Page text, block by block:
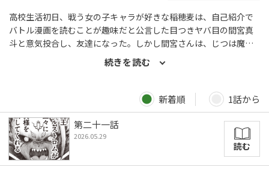
高校生活初日、戦う女の子キャラが好きな稲穂麦は、自己紹介で
バトル漫画を読むことが趣味だと公言した目つきヤバ目の間宮真
斗と意気投合し、友達になった。しかし間宮さんは、じつは魔族
と人間のハーフで……。新鋭が描く圧倒的粉砕系バトルファンタ
ジー！ 著者：丙／本作が連載デビューとなる注目の新人。
続きを読む
新着順
1話から
第二十一話
2026.05.29
読む